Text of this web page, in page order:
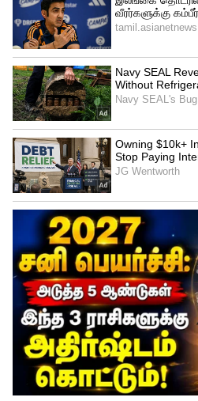
இன்ஃபுளுயன்சா வைரஸ்
உறுதியாகியுள்ளது.
இன்புளுயன்சா வைரஸ்
கர்நாடகா மற்றும்
உயிரிழப்பு ஏற்பட்டுள்ளது
குறிப்பிடத்தக்கது.